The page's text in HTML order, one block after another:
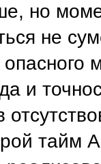
но
не
и
тайм